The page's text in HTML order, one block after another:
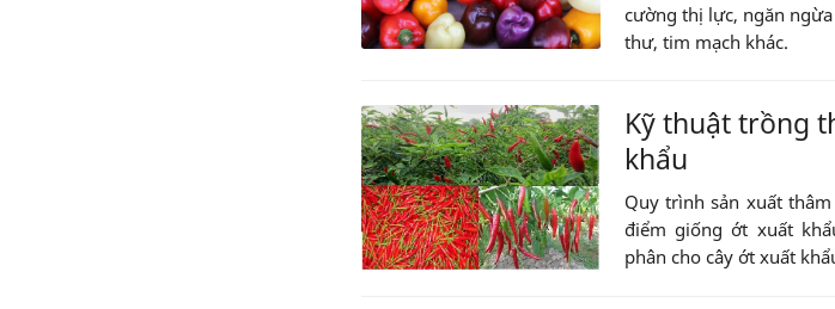
cường thị lực, ngăn
thư, tim mạch khác.
Kỹ thuật trồng
khẩu
Quy trình sản xuất
điểm giống ớt xuất
phân cho cây ớt xuất